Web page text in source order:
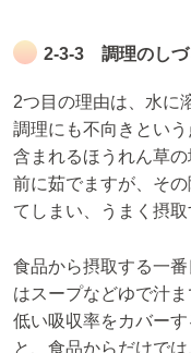
2-3-3 調理のしづ
2つ目の理由は、水に
調理にも不向きとい
含まれるほうれん草
前に茹でますが、そ
てしまい、うまく摂取
食品から摂取する一
はスープなどゆで汁
低い吸収率をカバー
と、食品からだけで